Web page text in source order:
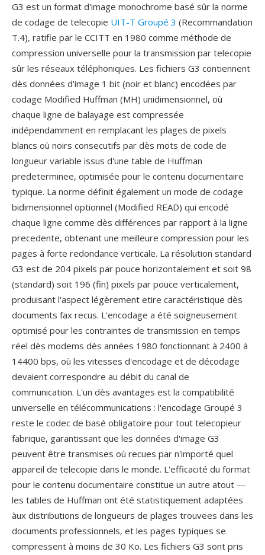
G3 est un format d'image monochrome basé sûr la norme
de codage de telecopie UIT-T Groupé 3 (Recommandation
T.4), ratifie par le CCITT en 1980 comme méthode de
compression universelle pour la transmission par telecopie
sûr les réseaux téléphoniques. Les fichiers G3 contiennent
dès données d'image 1 bit (noir et blanc) encodées par
codage Modified Huffman (MH) unidimensionnel, où
chaque ligne de balayage est compressée
indépendamment en remplacant les plages de pixels
blancs où noirs consecutifs par dès mots de code de
longueur variable issus d'une table de Huffman
predeterminee, optimisée pour le contenu documentaire
typique. La norme définit également un mode de codage
bidimensionnel optionnel (Modified READ) qui encodé
chaque ligne comme dès différences par rapport à la ligne
precedente, obtenant une meilleure compression pour les
pages à forte redondance verticale. La résolution standard
G3 est de 204 pixels par pouce horizontalement et soit 98
(standard) soit 196 (fin) pixels par pouce verticalement,
produisant l'aspect légèrement etire caractéristique dès
documents fax recus. L'encodage a été soigneusement
optimisé pour les contraintes de transmission en temps
réel dès modems dès années 1980 fonctionnant à 2400 à
14400 bps, où les vitesses d'encodage et de décodage
devaient correspondre au débit du canal de
communication. L'un dès avantages est la compatibilité
universelle en télécommunications : l'encodage Groupé 3
reste le codec de basé obligatoire pour tout telecopieur
fabrique, garantissant que les données d'image G3
peuvent être transmises où recues par n'importé quel
appareil de telecopie dans le monde. L'efficacité du format
pour le contenu documentaire constitue un autre atout —
les tables de Huffman ont été statistiquement adaptées
àux distributions de longueurs de plages trouvees dans les
documents professionnels, et les pages typiques se
compressent à moins de 30 Ko. Les fichiers G3 sont pris